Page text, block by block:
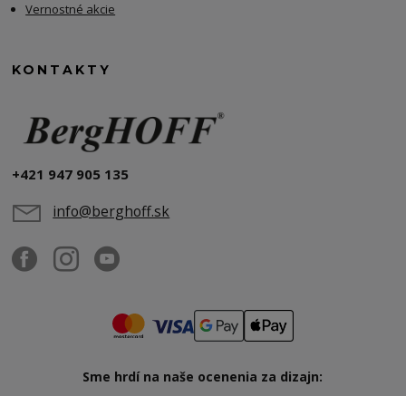
Vernostné akcie
KONTAKTY
+421 947 905 135
info@berghoff.sk
Sme hrdí na naše ocenenia za dizajn: